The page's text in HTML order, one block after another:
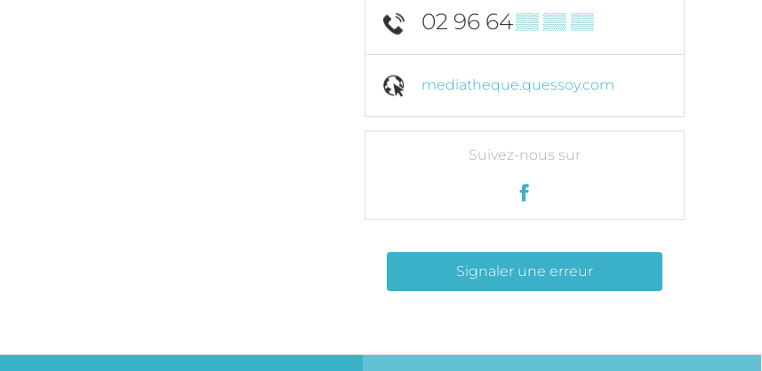
02 96 64▒▒ ▒▒ ▒▒
mediatheque.quessoy.com
Suivez-nous sur
Signaler une erreur